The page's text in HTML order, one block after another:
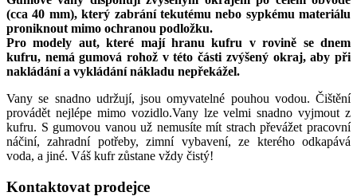
(cca 40 mm), který zabrání tekutému nebo sypkému materiálu
proniknout mimo ochranou podložku.
Pro modely aut, které mají hranu kufru v rovině se dnem
kufru, nemá gumová rohož v této části zvýšený okraj, aby při
nakládání a vykládání nákladu nepřekážel.
Vany se snadno udržují, jsou omyvatelné pouhou vodou. Čištění
provádět nejlépe mimo vozidlo.Vany lze velmi snadno vyjmout z
kufru. S gumovou vanou už nemusíte mít strach převážet pracovní
náčiní, zahradní potřeby, zimní vybavení, ze kterého odkapává
voda, a jiné. Váš kufr zůstane vždy čistý!
Kontaktovat prodejce